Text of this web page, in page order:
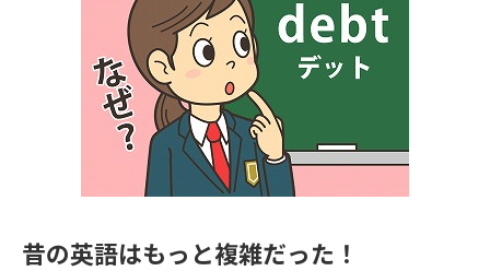
大学・短大以外の資料から請求
専門学校の資料請求 大学院の資料請求
留学・進学関連、塾・予備校
大学入学共通テスト「受験案
内」の請求
大学入学共通テスト「受験上の
配慮案内」の請求
高等学校卒業程度認定試験
幼稚園教員資格認定試験 小学校教員資格認定試験
昔の英語はもっと複雑だった！